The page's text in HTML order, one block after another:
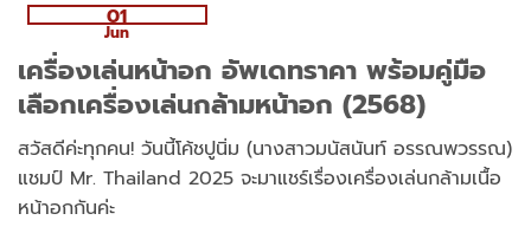
01
Jun
เครื่องเล่นหน้าอก อัพเดทราคา พร้อมคู่มือ
เลือกเครื่องเล่นกล้ามหน้าอก (2568)
สวัสดีค่ะทุกคน! วันนี้โค้ชปูนิ่ม (นางสาวมนัสนันท์ อรรณพวรรณ)
แชมป์ Mr. Thailand 2025 จะมาแชร์เรื่องเครื่องเล่นกล้ามเนื้อ
หน้าอกกันค่ะ